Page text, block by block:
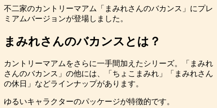
不二家のカントリーマアム「まみれさんのバカンス」にプレ
ミアムバージョンが登場しました。
まみれさんのバカンスとは？
カントリーマアムをさらに一手間加えたシリーズ。「まみれ
さんのバカンス」の他には、「ちょこまみれ」「まみれさん
の休日」などラインナップがあります。
ゆるいキャラクターのパッケージが特徴的です。